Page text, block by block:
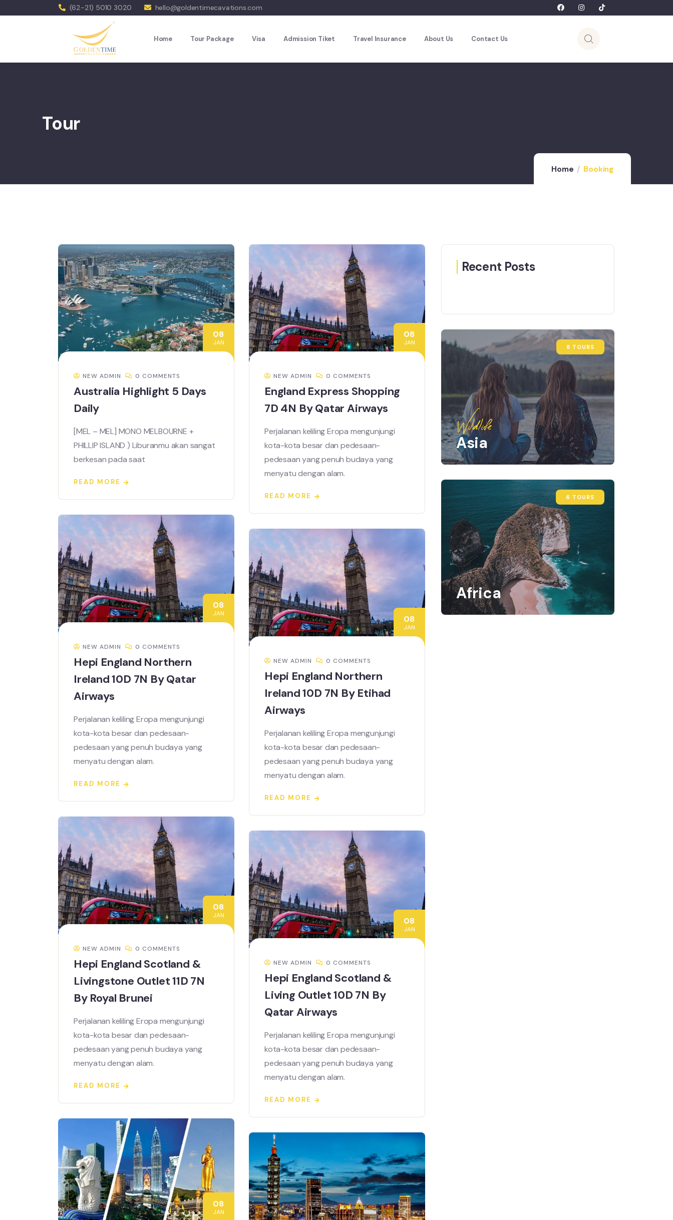
(62-21) 5010 3020 hello@goldentimecavations.com
Home Tour Package Visa Admission Tiket Travel Insurance About Us Contact Us
Tour
Home Booking
08
JAN
NEW ADMIN 0 COMMENTS
Australia Highlight 5 Days
Daily
[MEL – MEL] MONO MELBOURNE +
PHILLIP ISLAND ) Liburanmu akan sangat
berkesan pada saat
READ MORE
08
JAN
NEW ADMIN 0 COMMENTS
England Express Shopping
7D 4N By Qatar Airways
Perjalanan keliling Eropa mengunjungi
kota-kota besar dan pedesaan-
pedesaan yang penuh budaya yang
menyatu dengan alam.
READ MORE
08
JAN
NEW ADMIN 0 COMMENTS
Hepi England Northern
Ireland 10D 7N By Qatar
Airways
Perjalanan keliling Eropa mengunjungi
kota-kota besar dan pedesaan-
pedesaan yang penuh budaya yang
menyatu dengan alam.
READ MORE
08
JAN
NEW ADMIN 0 COMMENTS
Hepi England Northern
Ireland 10D 7N By Etihad
Airways
Perjalanan keliling Eropa mengunjungi
kota-kota besar dan pedesaan-
pedesaan yang penuh budaya yang
menyatu dengan alam.
READ MORE
08
JAN
NEW ADMIN 0 COMMENTS
Hepi England Scotland &
Livingstone Outlet 11D 7N
By Royal Brunei
Perjalanan keliling Eropa mengunjungi
kota-kota besar dan pedesaan-
pedesaan yang penuh budaya yang
menyatu dengan alam.
READ MORE
08
JAN
NEW ADMIN 0 COMMENTS
Hepi England Scotland &
Living Outlet 10D 7N By
Qatar Airways
Perjalanan keliling Eropa mengunjungi
kota-kota besar dan pedesaan-
pedesaan yang penuh budaya yang
menyatu dengan alam.
READ MORE
08
JAN
Recent Posts
8 TOURS
Wildlife
Asia
6 TOURS
Africa